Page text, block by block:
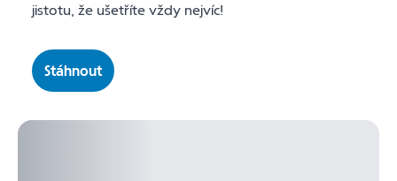
jistotu, že ušetříte vždy nejvíc!
Stáhnout